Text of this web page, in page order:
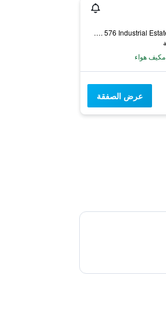
No. 576 Industrial Estate, Passara Road, Badulla, سريلانكا
مكيف هواء
عرض الصفقة